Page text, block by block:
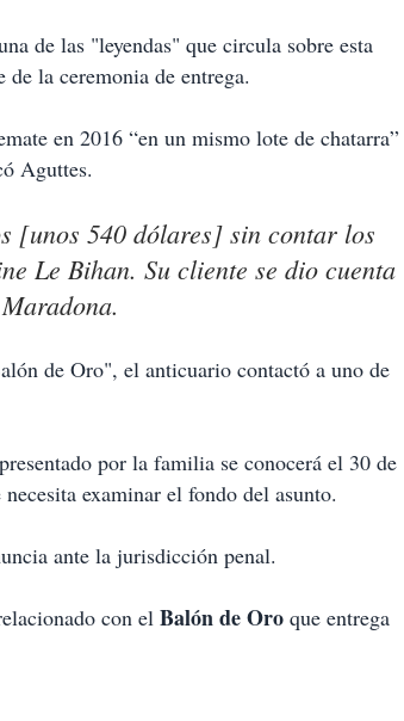
de las "leyendas" que circula sobre esta
de la ceremonia de entrega.
en 2016 “en un mismo lote de chatarra”
Aguttes.
[unos 540 dólares] sin contar los
Le Bihan. Su cliente se dio cuenta
de Oro", el anticuario contactó a uno de
por la familia se conocerá el 30 de
examinar el fondo del asunto.
ante la jurisdicción penal.
con el Balón de Oro que entrega